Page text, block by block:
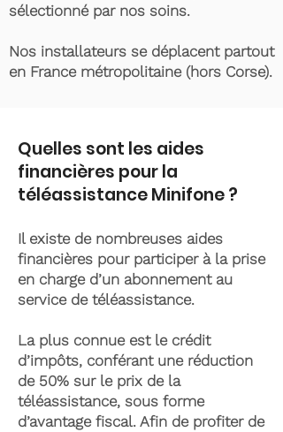
sélectionné par nos soins.
Nos installateurs se déplacent partout
en France métropolitaine (hors Corse).
Quelles sont les aides
financières pour la
téléassistance Minifone ?
Il existe de nombreuses aides
financières pour participer à la prise
en charge d’un abonnement au
service de téléassistance.
La plus connue est le crédit
d’impôts, conférant une réduction
de 50% sur le prix de la
téléassistance, sous forme
d’avantage fiscal. Afin de profiter de